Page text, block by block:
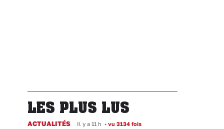
LES PLUS LUS
ACTUALITÉS Il y a 11 h • vu 3134 fois